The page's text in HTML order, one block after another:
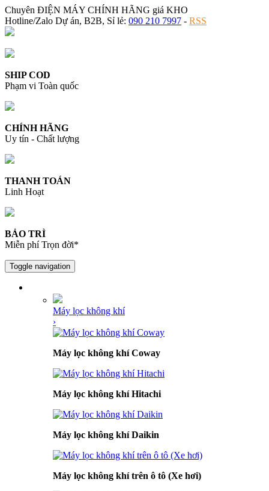
Chuyên ĐIỆN MÁY CHÍNH HÃNG giá KHO
Hotline/Zalo Dự án, B2B, Sỉ lẻ: 090 210 7997 - RSS
SHIP COD
Phạm vi Toàn quốc
CHÍNH HÃNG
Uy tín - Chất lượng
THANH TOÁN
Linh Hoạt
BẢO TRÌ
Miễn phí Trọn đời*
Toggle navigation
Máy lọc không khí
›
Máy lọc không khí Coway
Máy lọc không khí Hitachi
Máy lọc không khí Daikin
Máy lọc không khí trên ô tô (Xe hơi)